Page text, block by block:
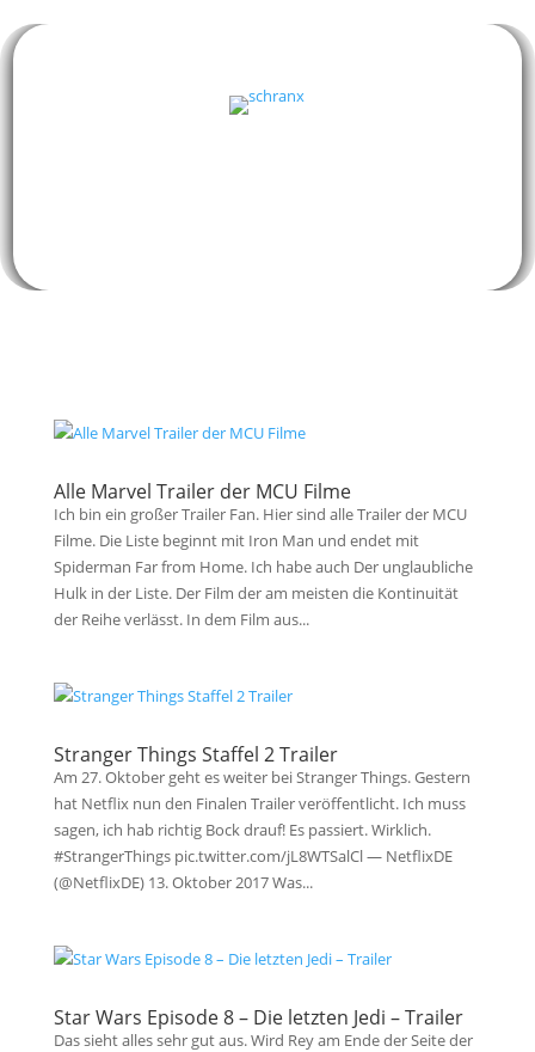
Alle Marvel Trailer der MCU Filme
Ich bin ein großer Trailer Fan. Hier sind alle Trailer der MCU
Filme. Die Liste beginnt mit Iron Man und endet mit
Spiderman Far from Home. Ich habe auch Der unglaubliche
Hulk in der Liste. Der Film der am meisten die Kontinuität
der Reihe verlässt. In dem Film aus...
Stranger Things Staffel 2 Trailer
Am 27. Oktober geht es weiter bei Stranger Things. Gestern
hat Netflix nun den Finalen Trailer veröffentlicht. Ich muss
sagen, ich hab richtig Bock drauf! Es passiert. Wirklich.
#StrangerThings pic.twitter.com/jL8WTSalCl — NetflixDE
(@NetflixDE) 13. Oktober 2017 Was...
Star Wars Episode 8 – Die letzten Jedi – Trailer
Das sieht alles sehr gut aus. Wird Rey am Ende der Seite der